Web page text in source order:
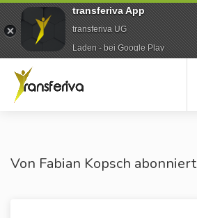
Von Fabian Kopsch abonniert
transferiva App
transferiva UG
Laden - bei Google Play